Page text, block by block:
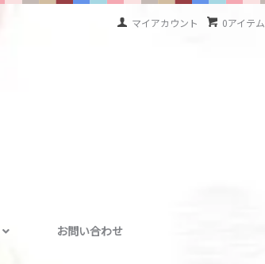
0アイテム
マイアカウント
お問い合わせ